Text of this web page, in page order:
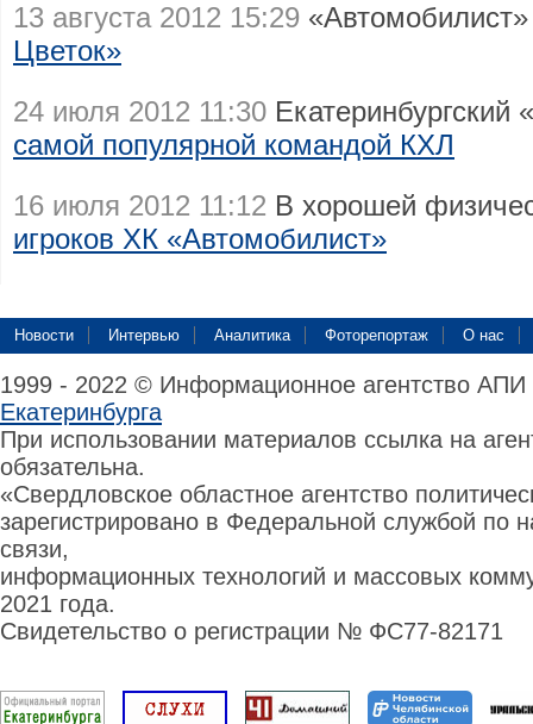
13 августа 2012 15:29
Цветок»
24 июля 2012 11:30
самой популярной командой КХЛ
16 июля 2012 11:12 В хорошей
игроков ХК «Автомобилист»
Новости Интервью Аналитика Фоторепортаж О нас
1999 - 2022 © Информационное агентство
Екатеринбурга
При использовании материалов ссылка на
обязательна.
«Свердловское областное агентство
зарегистрировано в Федеральной службой по
связи,
информационных технологий и массовых
2021 года.
Свидетельство о регистрации № ФС77-82171